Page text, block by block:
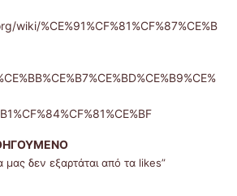
wiki/%CE%91%CF%81%CF%87%CE%B
μας δεν εξαρτάται από τα likes”